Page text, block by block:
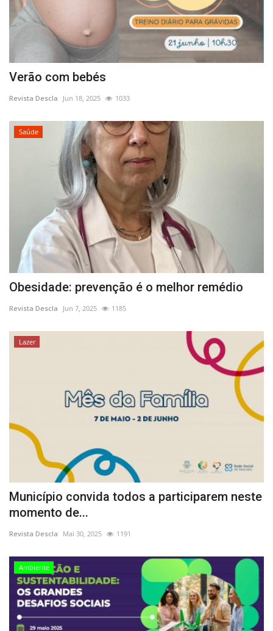
Verão com bebés
Revista Descla Jun 18, 2025 1033
Saúde
Obesidade: prevenção é o melhor remédio
Revista Descla Jun 7, 2025 1185
Lazer
Município convida todos a participarem neste
momento de...
Revista Descla Mai 30, 2025 1191
Ambiente